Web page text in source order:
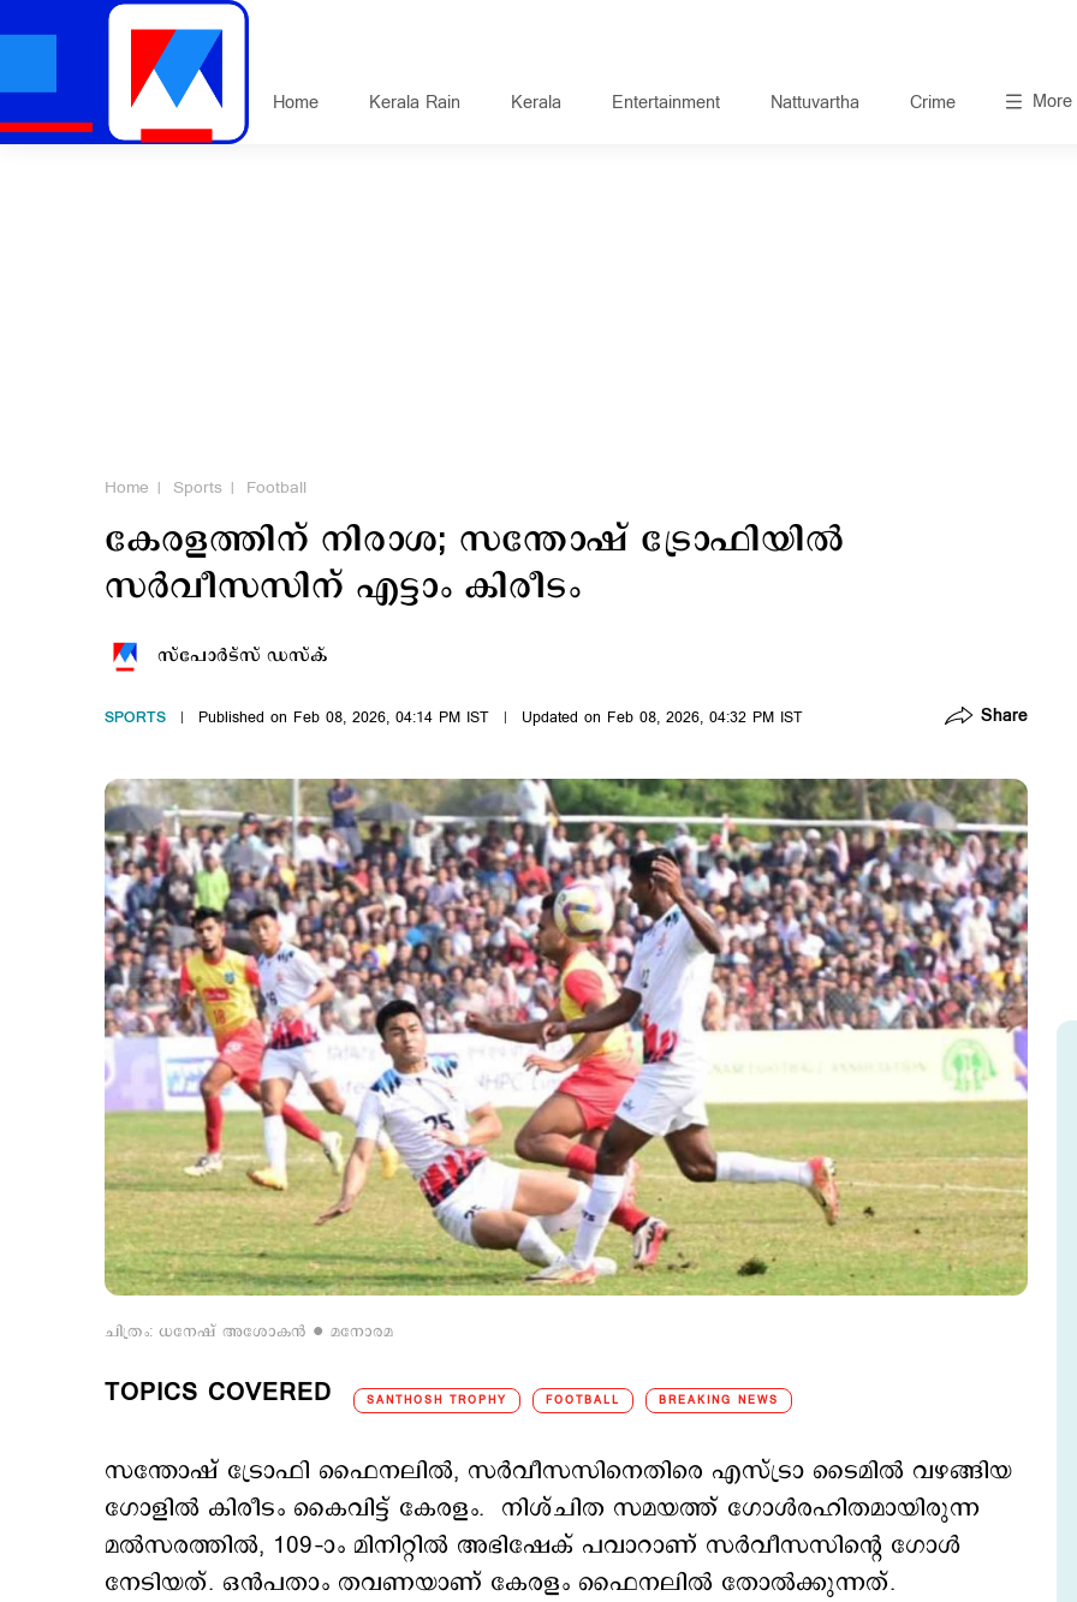
Home Kerala Rain Kerala Entertainment Nattuvartha Crime More
Home Sports Football
കേരളത്തിന് നിരാശ; സന്തോഷ് ട്രോഫിയിൽ
സര്‍വീസസിന് എട്ടാം കിരീടം
സ്പോര്‍ട്സ് ഡസ്ക്
SPORTS Published on Feb 08, 2026, 04:14 PM IST Updated on Feb 08, 2026, 04:32 PM IST Share
ചിത്രം: ധനേഷ് അശോകൻ ∙ മനോരമ
TOPICS COVERED SANTHOSH TROPHY FOOTBALL BREAKING NEWS
സന്തോഷ് ട്രോഫി ഫൈനലില്‍, സര്‍വീസസിനെതിരെ എസ്ട്രാ ടൈമില്‍ വഴങ്ങിയ
ഗോളില്‍ കിരീടം കൈവിട്ട് കേരളം. നിശ്ചിത സമയത്ത് ഗോള്‍രഹിതമായിരുന്ന
മല്‍സരത്തില്‍, 109–ാം മിനിറ്റില്‍ അഭിഷേക് പവാറാണ് സര്‍വീസസിന്റെ ഗോള്‍
നേടിയത്. ഒന്‍പതാം തവണയാണ് കേരളം ഫൈനലില്‍ തോല്‍ക്കുന്നത്.